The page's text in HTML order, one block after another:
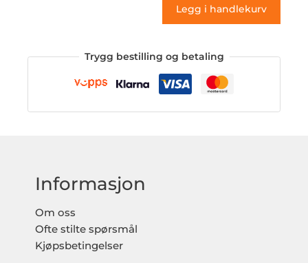
Legg i handlekurv
Trygg bestilling og betaling
Informasjon
Om oss
Ofte stilte spørsmål
Kjøpsbetingelser